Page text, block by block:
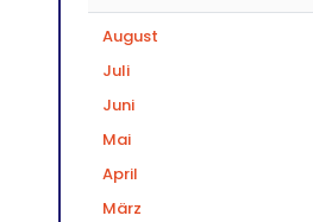
August
Juli
Juni
Mai
April
März